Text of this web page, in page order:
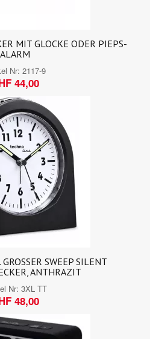
MIT GLOCKE ODER PIEPS-
ALARM
Nr: 2117-9
44,00
SWEEP SILENT
ANTHRAZIT
Nr: 3XL TT
48,00